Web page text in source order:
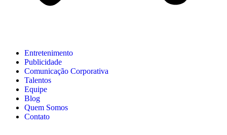
Entretenimento
Publicidade
Comunicação Corporativa
Talentos
Equipe
Blog
Quem Somos
Contato